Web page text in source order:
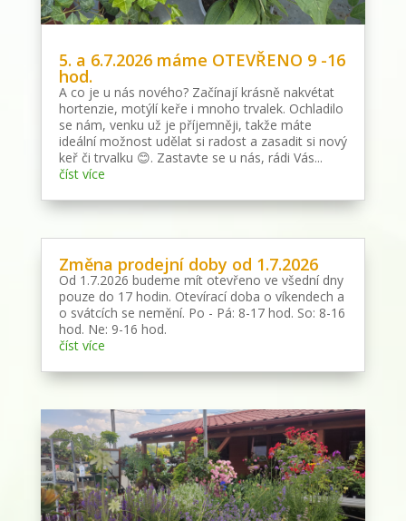
5. a 6.7.2026 máme OTEVŘENO 9 -16
hod.
A co je u nás nového? Začínají krásně nakvétat
hortenzie, motýlí keře i mnoho trvalek. Ochladilo
se nám, venku už je příjemněji, takže máte
ideální možnost udělat si radost a zasadit si nový
keř či trvalku 😊. Zastavte se u nás, rádi Vás...
číst více
Změna prodejní doby od 1.7.2026
Od 1.7.2026 budeme mít otevřeno ve všední dny
pouze do 17 hodin. Otevírací doba o víkendech a
o svátcích se nemění. Po - Pá: 8-17 hod. So: 8-16
hod. Ne: 9-16 hod.
číst více